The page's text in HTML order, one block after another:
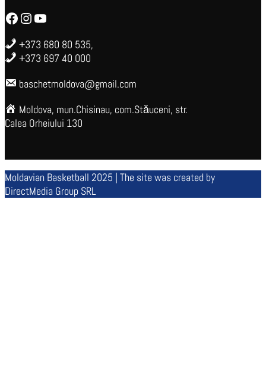
Facebook Instagram YouTube
+373 680 80 535,
+373 697 40 000
baschetmoldova@gmail.com
Moldova, mun.Chisinau, com.Stăuceni, str.
Calea Orheiului 130
Moldavian Basketball 2025 | The site was created by
DirectMedia Group SRL